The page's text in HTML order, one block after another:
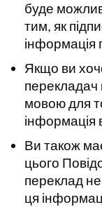
буде
тим, як
інформація
Якщо ви
перекладач
мовою для
інформація
Ви також
цього
переклад
ця